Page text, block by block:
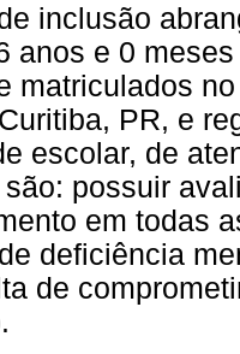
inclusão
anos e 0
matriculados
PR, e
escolar, de
possuir
em todas
deficiência
de